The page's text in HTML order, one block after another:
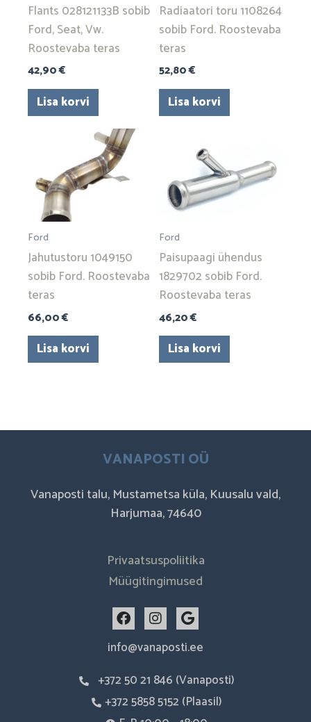
Flants 028121133B sobib
Ford, Seat, Vw.
Roostevaba teras
42,90€
Lisa korvi
Radiaatori toru 1108264
sobib Ford. Roostevaba
teras
52,80€
Lisa korvi
Ford
Jahutustoru 1049150
sobib Ford. Roostevaba
teras
66,00€
Lisa korvi
Ford
Paisupaagi ühendus
1829702 sobib Ford.
Roostevaba teras
46,20€
Lisa korvi
VANAPOSTI OÜ
Vanaposti talu, Mustametsa küla, Kuusalu vald,
Harjumaa, 74640
Privaatsuspoliitika
Müügitingimused
F
a
c
e
o
o
k
I
n
s
t
g
r
a
G
o
o
g
e
info@vanaposti.ee
+372 50 21 846 (Vanaposti)
+372 5858 5152 (Plaasil)